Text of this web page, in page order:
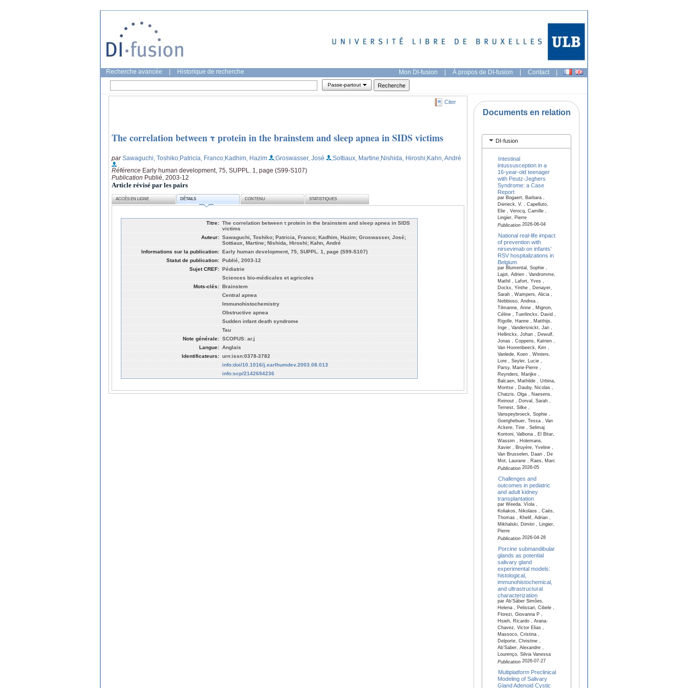
Recherche avancée Historique de recherche Mon DI-fusion | À propos de DI-fusion | Contact |
Passe-partout
Citer
The correlation between τ protein in the brainstem and sleep apnea in SIDS victims
parSawaguchi, Toshiko;Patricia, Franco;Kadhim, Hazim ;Groswasser, José ;Sottiaux, Martine;Nishida, Hiroshi;Kahn, André
Référence Early human development, 75, SUPPL. 1, page (S99-S107)
Publication Publié, 2003-12
Article révisé par les pairs
ACCÈS EN LIGNE DÉTAILS CONTENU STATISTIQUES
Titre: The correlation between τ protein in the brainstem and sleep apnea in SIDS
victims
Auteur: Sawaguchi, Toshiko; Patricia, Franco; Kadhim, Hazim; Groswasser, José;
Sottiaux, Martine; Nishida, Hiroshi; Kahn, André
Informations sur la publication: Early human development, 75, SUPPL. 1, page (S99-S107)
Statut de publication: Publié, 2003-12
Sujet CREF: Pédiatrie
Sciences bio-médicales et agricoles
Mots-clés: Brainstem
Central apnea
Immunohistochemistry
Obstructive apnea
Sudden infant death syndrome
Tau
Note générale: SCOPUS: ar.j
Langue: Anglais
Identificateurs: urn:issn:0378-3782
info:doi/10.1016/j.earlhumdev.2003.08.013
info:scp/2142694236
Documents en relation
DI-fusion
Intestinal
intussusception in a
16-year-old teenager
with Peutz-Jeghers
Syndrome: a Case
Report
par Bogaert, Barbara ,
Dierieck, V. , Capelluto,
Elie , Verocq, Camille ,
Lingier, Pierre
Publication2026-06-04
National real-life impact
of prevention with
nirsevimab on infants’
RSV hospitalizations in
Belgium
par Blumental, Sophie ,
Lajot, Adrien , Vandromme,
Mathil , Lafort, Yves ,
Dockx, Yinthe , Denayer,
Sarah , Wampers, Alicia ,
Nebbioso, Andrea ,
Tilmanne, Anne , Mignon,
Céline , Tuerlinckx, David ,
Rigolle, Hanne , Matthijs,
Inge , Vandersnickt, Jan ,
Hellinckx, Johan , Dewulf,
Jonas , Coppens, Katrien ,
Van Hoorenbeeck, Kim ,
Vanlede, Koen , Winters,
Lore , Seyler, Lucie ,
Parsy, Marie-Pierre ,
Reynders, Marijke ,
Balcaen, Mathilde , Urbina,
Montse , Dauby, Nicolas ,
Chatzis, Olga , Naesens,
Reinout , Dorval, Sarah ,
Ternest, Silke ,
Vanspeybroeck, Sophie ,
Goetghebuer, Tessa , Van
Ackere, Tine , Selimaj
Kontoni, Valbona , El Bitar,
Wassim , Holemans,
Xavier , Bruyère, Yveline ,
Van Brusselen, Daan , De
Mot, Laurane , Raes, Marc
Publication2026-05
Challenges and
outcomes in pediatric
and adult kidney
transplantation
par Weeda, Víola ,
Koliakos, Nikolaos , Caës,
Thomas , Khelif, Adrian ,
Mikhalski, Dimitri , Lingier,
Pierre
Publication2026-04-28
Porcine submandibular
glands as potential
salivary gland
experimental models:
histological,
immunohistochemical,
and ultrastructural
characterization
par Ab’Sáber Simões,
Helena , Pelissari, Cibele ,
Florezi, Giovanna P ,
Hsieh, Ricardo , Arana-
Chavez, Victor Elias ,
Massoco, Cristina ,
Delporte, Christine ,
Ab’Saber, Alexandre ,
Lourenço, Silvia Vanessa
Publication2026-07-27
Multiplatform Preclinical
Modeling of Salivary
Gland Adenoid Cystic